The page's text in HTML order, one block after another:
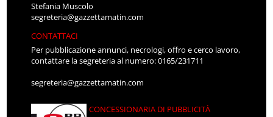
Stefania Muscolo
segreteria@gazzettamatin.com
CONTATTACI
Per pubblicazione annunci, necrologi, offro e cerco lavoro,
contattare la segreteria al numero: 0165/231711
segreteria@gazzettamatin.com
CONCESSIONARIA DI PUBBLICITÀ